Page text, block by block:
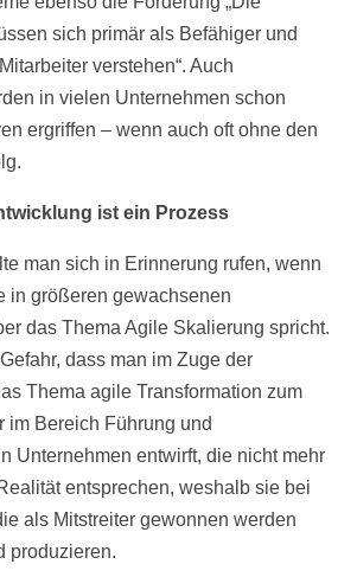
sich primär als Befähiger und
verstehen“. Auch
in vielen Unternehmen schon
ergriffen – wenn auch oft ohne den
ist ein Prozess
man sich in Erinnerung rufen, wenn
in größeren gewachsenen
das Thema Agile Skalierung spricht.
dass man im Zuge der
Thema agile Transformation zum
im Bereich Führung und
Unternehmen entwirft, die nicht mehr
entsprechen, weshalb sie bei
als Mitstreiter gewonnen werden
produzieren.